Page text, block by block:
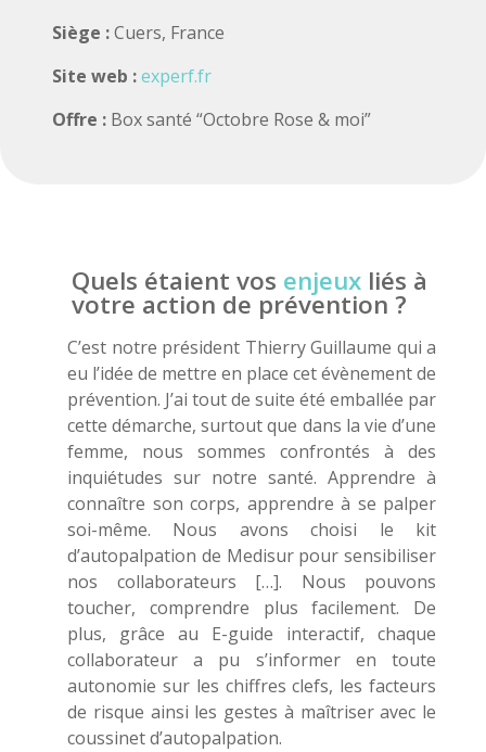
Siège :Cuers, France
Site web :experf.fr
Offre : Box santé “Octobre Rose & moi”
Quels étaient vos enjeux liés à
votre action de prévention ?
C’est notre président Thierry Guillaume qui a
eu l’idée de mettre en place cet évènement de
prévention. J’ai tout de suite été emballée par
cette démarche, surtout que dans la vie d’une
femme, nous sommes confrontés à des
inquiétudes sur notre santé. Apprendre à
connaître son corps, apprendre à se palper
soi-même. Nous avons choisi le kit
d’autopalpation de Medisur pour sensibiliser
nos collaborateurs […]. Nous pouvons
toucher, comprendre plus facilement. De
plus, grâce au E-guide interactif, chaque
collaborateur a pu s’informer en toute
autonomie sur les chiffres clefs, les facteurs
de risque ainsi les gestes à maîtriser avec le
coussinet d’autopalpation.